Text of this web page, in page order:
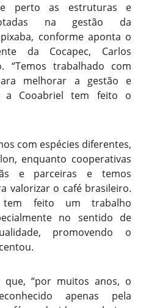
perto as estruturas e
na gestão da
conforme aponta o
da Cocapec, Carlos
“Temos trabalhado com
melhorar a gestão e
a Cooabriel tem feito o
com espécies diferentes,
enquanto cooperativas
e parceiras e temos
valorizar o café brasileiro.
tem feito um trabalho
no sentido de
promovendo o
que, “por muitos anos, o
apenas pela